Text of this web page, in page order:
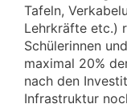
Tafeln,
Lehrkräfte etc.)
Schülerinnen
maximal 20%
nach den
Infrastruktur